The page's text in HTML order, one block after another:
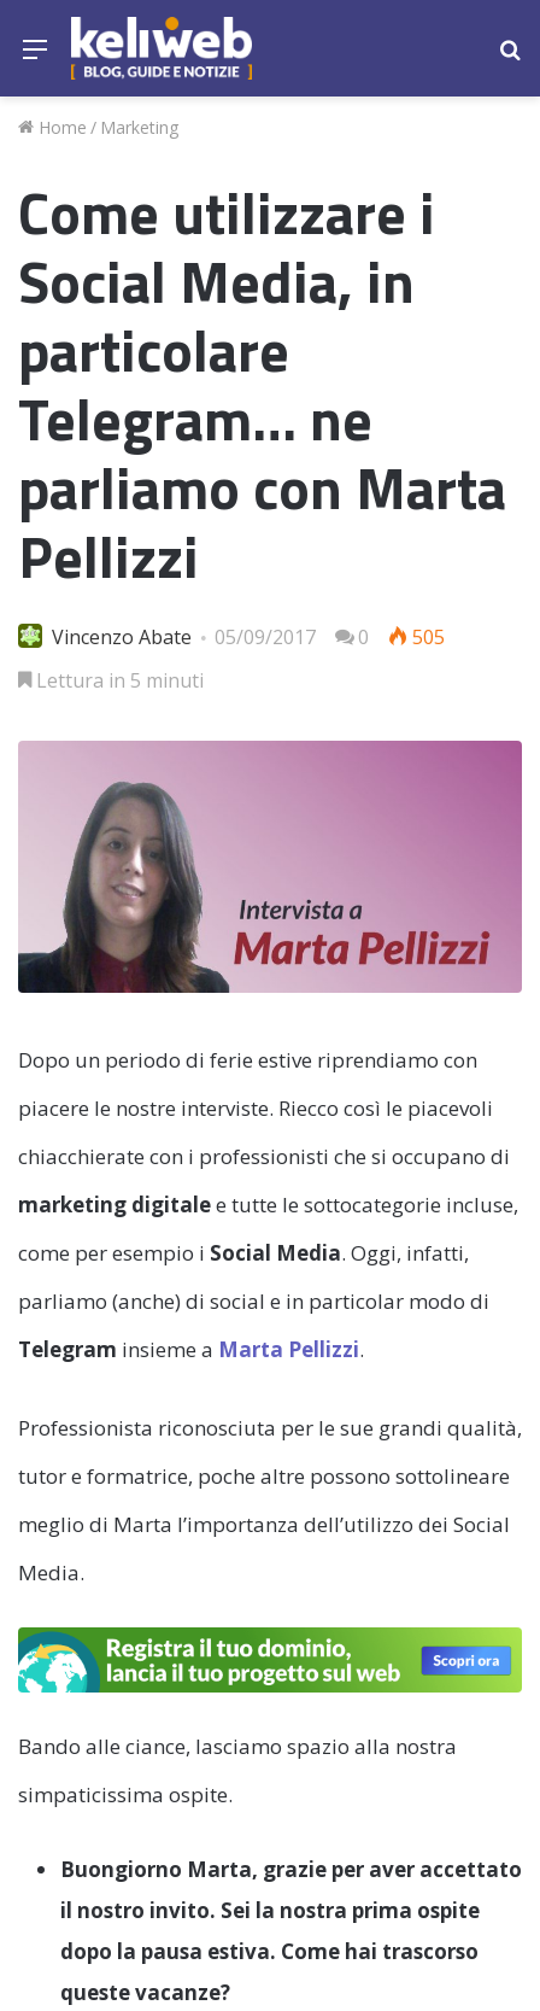
Menu
Home / Marketing
Come utilizzare i
Social Media, in
particolare
Telegram… ne
parliamo con Marta
Pellizzi
Vincenzo Abate 05/09/2017 0
505
Lettura in 5 minuti
Dopo un periodo di ferie estive riprendiamo con
piacere le nostre interviste. Riecco così le piacevoli
chiacchierate con i professionisti che si occupano di
marketing digitalee tutte le sottocategorie incluse,
come per esempio i Social Media. Oggi, infatti,
parliamo (anche) di social e in particolar modo di
Telegram insieme a Marta Pellizzi.
Professionista riconosciuta per le sue grandi qualità,
tutor e formatrice, poche altre possono sottolineare
meglio di Marta l’importanza dell’utilizzo dei Social
Media.
Bando alle ciance, lasciamo spazio alla nostra
simpaticissima ospite.
Buongiorno Marta, grazie per aver accettato
il nostro invito. Sei la nostra prima ospite
dopo la pausa estiva. Come hai trascorso
queste vacanze?